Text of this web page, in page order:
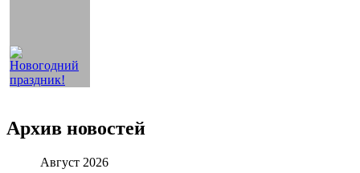
Архив новостей
Август 2026